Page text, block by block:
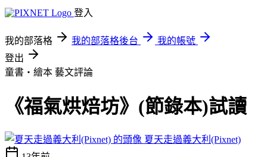
登入
我的部落格 我的部落格後台
我的帳號
登出
童書‧繪本 藝文評論
《福氣烘焙坊》(節錄本)試讀
夏天走過義大利(Pixnet)